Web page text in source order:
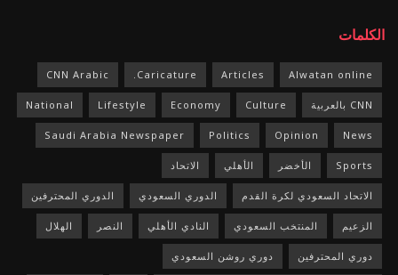
الكلمات
Alwatan online
Articles
Caricature.
CNN Arabic
CNN بالعربية Culture
Economy
Lifestyle
National
News
Opinion
Politics
Saudi Arabia Newspaper
Sports الأخضر الأهلي الاتحاد
الاتحاد السعودي لكرة القدم الدوري السعودي الدوري المحترفين
الزعيم المنتخب السعودي النادي الأهلي النصر الهلال
دوري المحترفين دوري روشن السعودي